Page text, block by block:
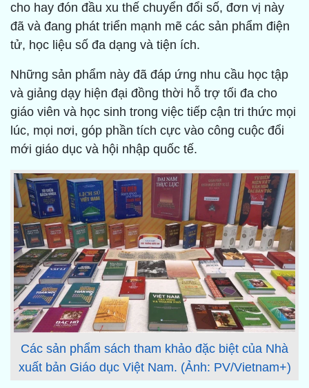
cho hay đón đầu xu thế chuyển đổi số, đơn vị này
đã và đang phát triển mạnh mẽ các sản phẩm điện
tử, học liệu số đa dạng và tiện ích.
Những sản phẩm này đã đáp ứng nhu cầu học tập
và giảng dạy hiện đại đồng thời hỗ trợ tối đa cho
giáo viên và học sinh trong việc tiếp cận tri thức mọi
lúc, mọi nơi, góp phần tích cực vào công cuộc đổi
mới giáo dục và hội nhập quốc tế.
Các sản phẩm sách tham khảo đặc biệt của Nhà
xuất bản Giáo dục Việt Nam. (Ảnh: PV/Vietnam+)